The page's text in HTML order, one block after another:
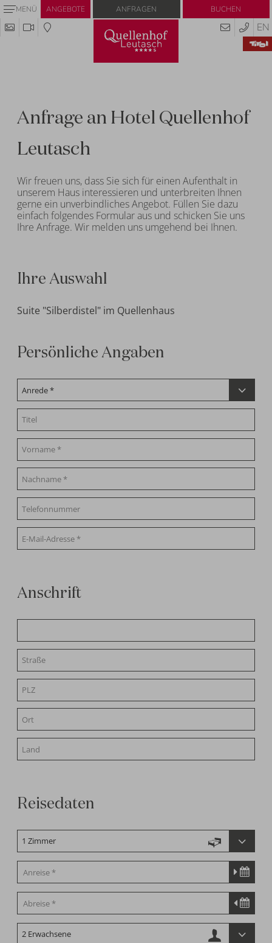
MENÜ ANGEBOTE Buchen
Anfragen
EN
Anfrage an Hotel Quellenhof
Leutasch
Wir freuen uns, dass Sie sich für einen Aufenthalt in
unserem Haus interessieren und unterbreiten Ihnen
gerne ein unverbindliches Angebot. Füllen Sie dazu
einfach folgendes Formular aus und schicken Sie uns
Ihre Anfrage. Wir melden uns umgehend bei Ihnen.
Ihre Auswahl
Suite "Silberdistel" im Quellenhaus
Persönliche Angaben
Anschrift
Reisedaten